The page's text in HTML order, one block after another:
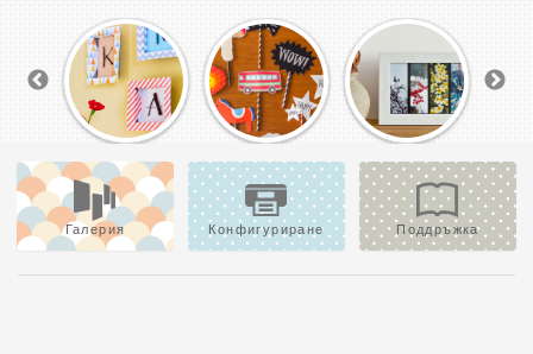
Галерия Конфигуриране Поддръжка